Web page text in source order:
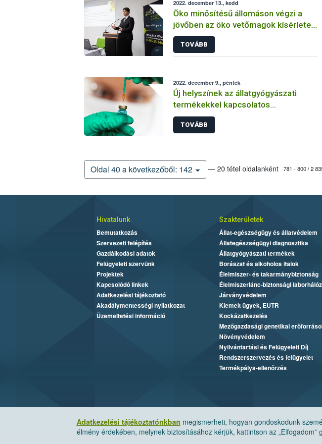
2022. december 13., kedd
Öko minősítésű állomáson végzi a
jövőben az öko vetőmagok kísérleteit
a Nébih
TOVÁBB
2022. december 9., péntek
Új helyszínek az állatgyógyászati
termékekkel kapcsolatos
ügyintézésben
TOVÁBB
Oldal 40 a következőből: 142 — 20 tétel oldalanként 781 - 800 / 2
Adatkezelési tájékoztatónkban megismerheti, hogyan gondoskodunk
élmény érdekében, melynek biztosításához kérjük, kattintson az „Elfogadom”
Hivatalunk
Bemutatkozás
Szervezeti felépítés
Gazdálkodási adatok
Felügyeleti szervünk
Projektek
Kapcsolódó linkek
Adatkezelési tájékoztató
Akadálymentességi nyilatkozat
Üzemeltetési információ
Szakterületek
Állat-egészségügy és állatvédelem
Állategészségügyi diagnosztika
Állatgyógyászati termékek
Borászat és alkoholos italok
Élelmiszer- és takarmánybiztonság
Élelmiszerlánc-biztonsági
Járványvédelem
Kiemelt ügyek, EUTR
Kockázatkezelés
Mezőgazdasági genetikai
Növényvédelem
Nyilvántartási és Felügyeleti Díj
Rendszerszervezés és felügyelet
Termékpálya-ellenőrzés